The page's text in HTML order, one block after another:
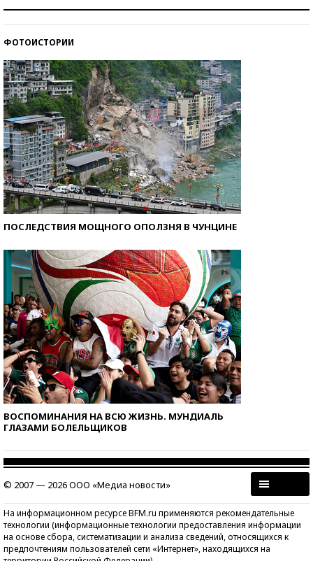
ФОТОИСТОРИИ
ПОСЛЕДСТВИЯ МОЩНОГО ОПОЛЗНЯ В ЧУНЦИНЕ
ВОСПОМИНАНИЯ НА ВСЮ ЖИЗНЬ. МУНДИАЛЬ
ГЛАЗАМИ БОЛЕЛЬЩИКОВ
© 2007 — 2026 ООО «Медиа новости»
На информационном ресурсе BFM.ru применяются рекомендательные
технологии (информационные технологии предоставления информации
на основе сбора, систематизации и анализа сведений, относящихся к
предпочтениям пользователей сети «Интернет», находящихся на